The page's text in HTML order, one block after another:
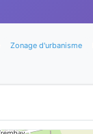
Zonage d'urbanisme